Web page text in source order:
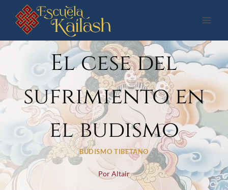
Saltar
contenido
El cese del
sufrimiento en
el budismo
BUDISMO TIBETANO
PorAltair